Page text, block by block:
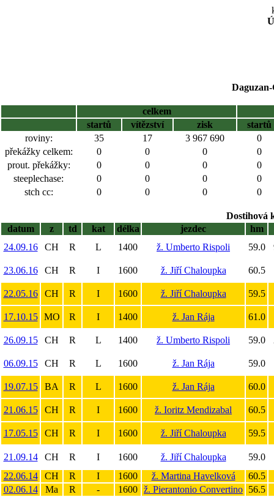
celkem
startů
vítězství zisk
startů
roviny:
35 17 3 967 690
0
překážky celkem:
0 0 0
0
prout. překážky:
0 0 0
0
steeplechase:
0 0 0
0
stch cc:
0 0 0 0
Dostihová
datum
z td kat délka jezdec
hm
24.09.16
CH R L 1400 ž. Umberto Rispoli 59.0
23.06.16 CH R I 1600 ž. Jiří Chaloupka 60.5
22.05.16 CH R I 1600 ž. Jiří Chaloupka 59.5
17.10.15 MO R I 1400 ž. Jan Rája 61.0
26.09.15 CH R L 1400 ž. Umberto Rispoli 59.0
06.09.15 CH R L 1600 ž. Jan Rája 59.0
19.07.15 BA R L 1600 ž. Jan Rája 60.0
21.06.15 CH R I 1600 ž. Ioritz Mendizabal 60.5
17.05.15 CH R I 1600 ž. Jiří Chaloupka 59.5
21.09.14 CH R I 1600 ž. Jiří Chaloupka
59.0
22.06.14
CH R I 1600 ž. Martina Havelková
60.5
02.06.14
Ma R - 1600 ž. Pierantonio Convertino 56.5